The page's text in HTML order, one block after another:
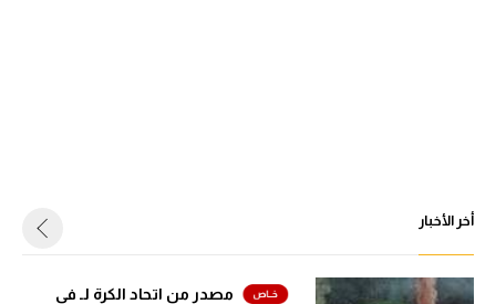
أخر الأخبار
مصدر من اتحاد الكرة لـ في